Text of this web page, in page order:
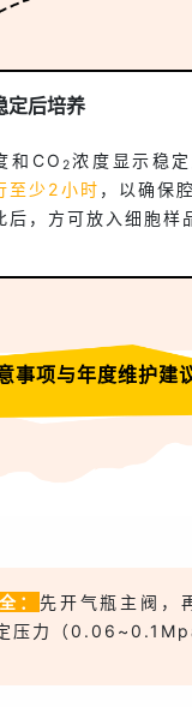
定后培养
和CO 2浓度显示稳
至少2小时 ，以确保
后，方可放入细胞样
事项与年度维护建
： 先开气瓶主阀，
压力（